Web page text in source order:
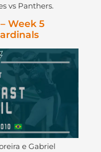
vs Panthers.
Week 5
e Gabriel